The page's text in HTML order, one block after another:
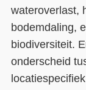
wateroverlast,
bodemdaling,
biodiversiteit.
onderscheid